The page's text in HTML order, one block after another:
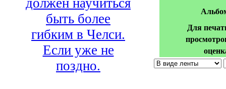
должен научиться
быть более
гибким в Челси.
Если уже не
поздно.
Для